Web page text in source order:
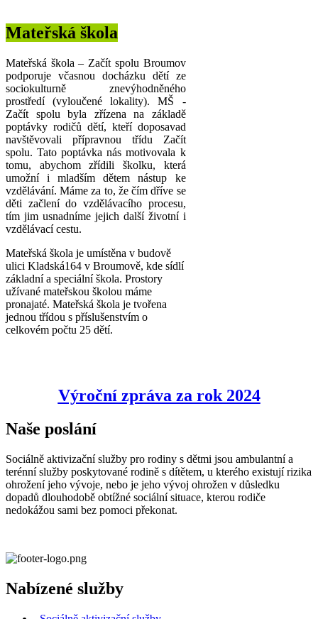
Mateřská škola
Mateřská škola – Začít spolu Broumov
podporuje včasnou docházku dětí ze
sociokulturně znevýhodněného
prostředí (vyloučené lokality). MŠ -
Začít spolu byla zřízena na základě
poptávky rodičů dětí, kteří doposavad
navštěvovali přípravnou třídu Začít
spolu. Tato poptávka nás motivovala k
tomu, abychom zřídili školku, která
umožní i mladším dětem nástup ke
vzdělávání. Máme za to, že čím dříve se
děti začlení do vzdělávacího procesu,
tím jim usnadníme jejich další životní i
vzdělávací cestu.
Mateřská škola je umístěna v budově
ulici Kladská164 v Broumově, kde sídlí
základní a speciální škola. Prostory
užívané mateřskou školou máme
pronajaté. Mateřská škola je tvořena
jednou třídou s příslušenstvím o
celkovém počtu 25 dětí.
Výroční zpráva za rok 2024
Naše poslání
Sociálně aktivizační služby pro rodiny s dětmi jsou ambulantní a
terénní služby poskytované rodině s dítětem, u kterého existují rizika
ohrožení jeho vývoje, nebo je jeho vývoj ohrožen v důsledku
dopadů dlouhodobě obtížné sociální situace, kterou rodiče
nedokážou sami bez pomoci překonat.
Nabízené služby